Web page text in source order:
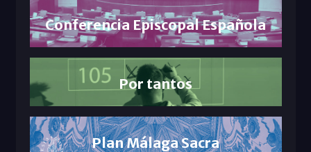
Conferencia Episcopal Española
Por tantos
Plan Málaga Sacra